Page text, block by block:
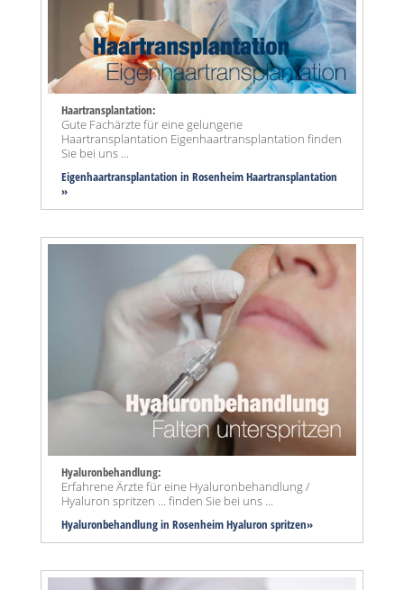
Haartransplantation:
Gute Fachärzte für eine gelungene
Haartransplantation Eigenhaartransplantation finden
Sie bei uns ...
Eigenhaartransplantation in Rosenheim Haartransplantation
»
Hyaluronbehandlung:
Erfahrene Ärzte für eine Hyaluronbehandlung /
Hyaluron spritzen ... finden Sie bei uns ...
Hyaluronbehandlung in Rosenheim Hyaluron spritzen»